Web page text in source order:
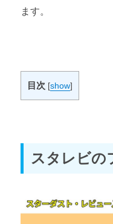
ます。
目次 [show]
スタレビの